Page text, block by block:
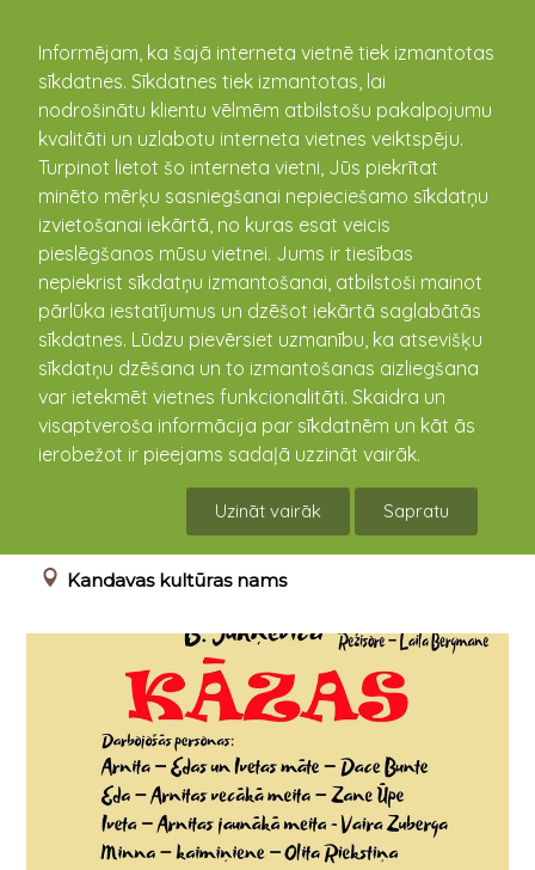
Informējam, ka šajā interneta vietnē tiek izmantotas
sīkdatnes. Sīkdatnes tiek izmantotas, lai
nodrošinātu klientu vēlmēm atbilstošu pakalpojumu
kvalitāti un uzlabotu interneta vietnes veiktspēju.
Turpinot lietot šo interneta vietni, Jūs piekrītat
minēto mērķu sasniegšanai nepieciešamo sīkdatņu
izvietošanai iekārtā, no kuras esat veicis
pieslēgšanos mūsu vietnei. Jums ir tiesības
nepiekrist sīkdatņu izmantošanai, atbilstoši mainot
pārlūka iestatījumus un dzēšot iekārtā saglabātās
sīkdatnes. Lūdzu pievērsiet uzmanību, ka atsevišķu
sīkdatņu dzēšana un to izmantošanas aizliegšana
var ietekmēt vietnes funkcionalitāti. Skaidra un
visaptveroša informācija par sīkdatnēm un kāt ās
ierobežot ir pieejams sadaļā uzzināt vairāk.
Uzināt vairāk Sapratu
kandava.lv
PASĀKUMU
KALENDĀRS
Vandzenes TN Izrāde "Kāzas"
Kandavas kultūras nams